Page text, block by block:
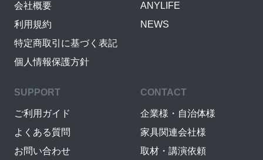
会社概要
利用規約
特定商取引に基づく表記
個人情報保護方針
ANYLIFE
NEWS
SUPPORT
ご利用ガイド
よくある質問
お問い合わせ
CONTACT
企業様・自治体様
家具関連会社様
取材・講演依頼